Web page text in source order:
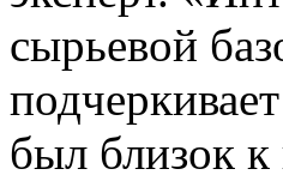
сырьевой
был близок